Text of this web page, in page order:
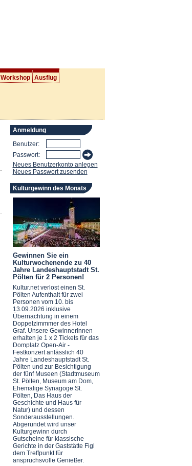
Workshop Ausflug
Anmeldung
Benutzer:
Passwort:
Neues Benutzerkonto anlegen
Neues Passwort zusenden
Kulturgewinn des Monats
Gewinnen Sie ein
Kulturwochenende zu 40
Jahre Landeshauptstadt St.
Pölten für 2 Personen!
Kultur.net verlost einen St.
Pölten Aufenthalt für zwei
Personen vom 10. bis
13.09.2026 inklusive
Übernachtung in einem
Doppelzimmmer des Hotel
Graf. Unsere GewinnerInnen
erhalten je 1 x 2 Tickets für das
Domplatz Open-Air -
Festkonzert anlässlich 40
Jahre Landeshauptstadt St.
Pölten und zur Besichtigung
der fünf Museen (Stadtmuseum
St. Pölten, Museum am Dom,
Ehemalige Synagoge St.
Pölten, Das Haus der
Geschichte und Haus für
Natur) und dessen
Sonderausstellungen.
Abgerundet wird unser
Kulturgewinn durch
Gutscheine für klassische
Gerichte in der Gaststätte Figl
dem Treffpunkt für
anspruchsvolle Genießer.